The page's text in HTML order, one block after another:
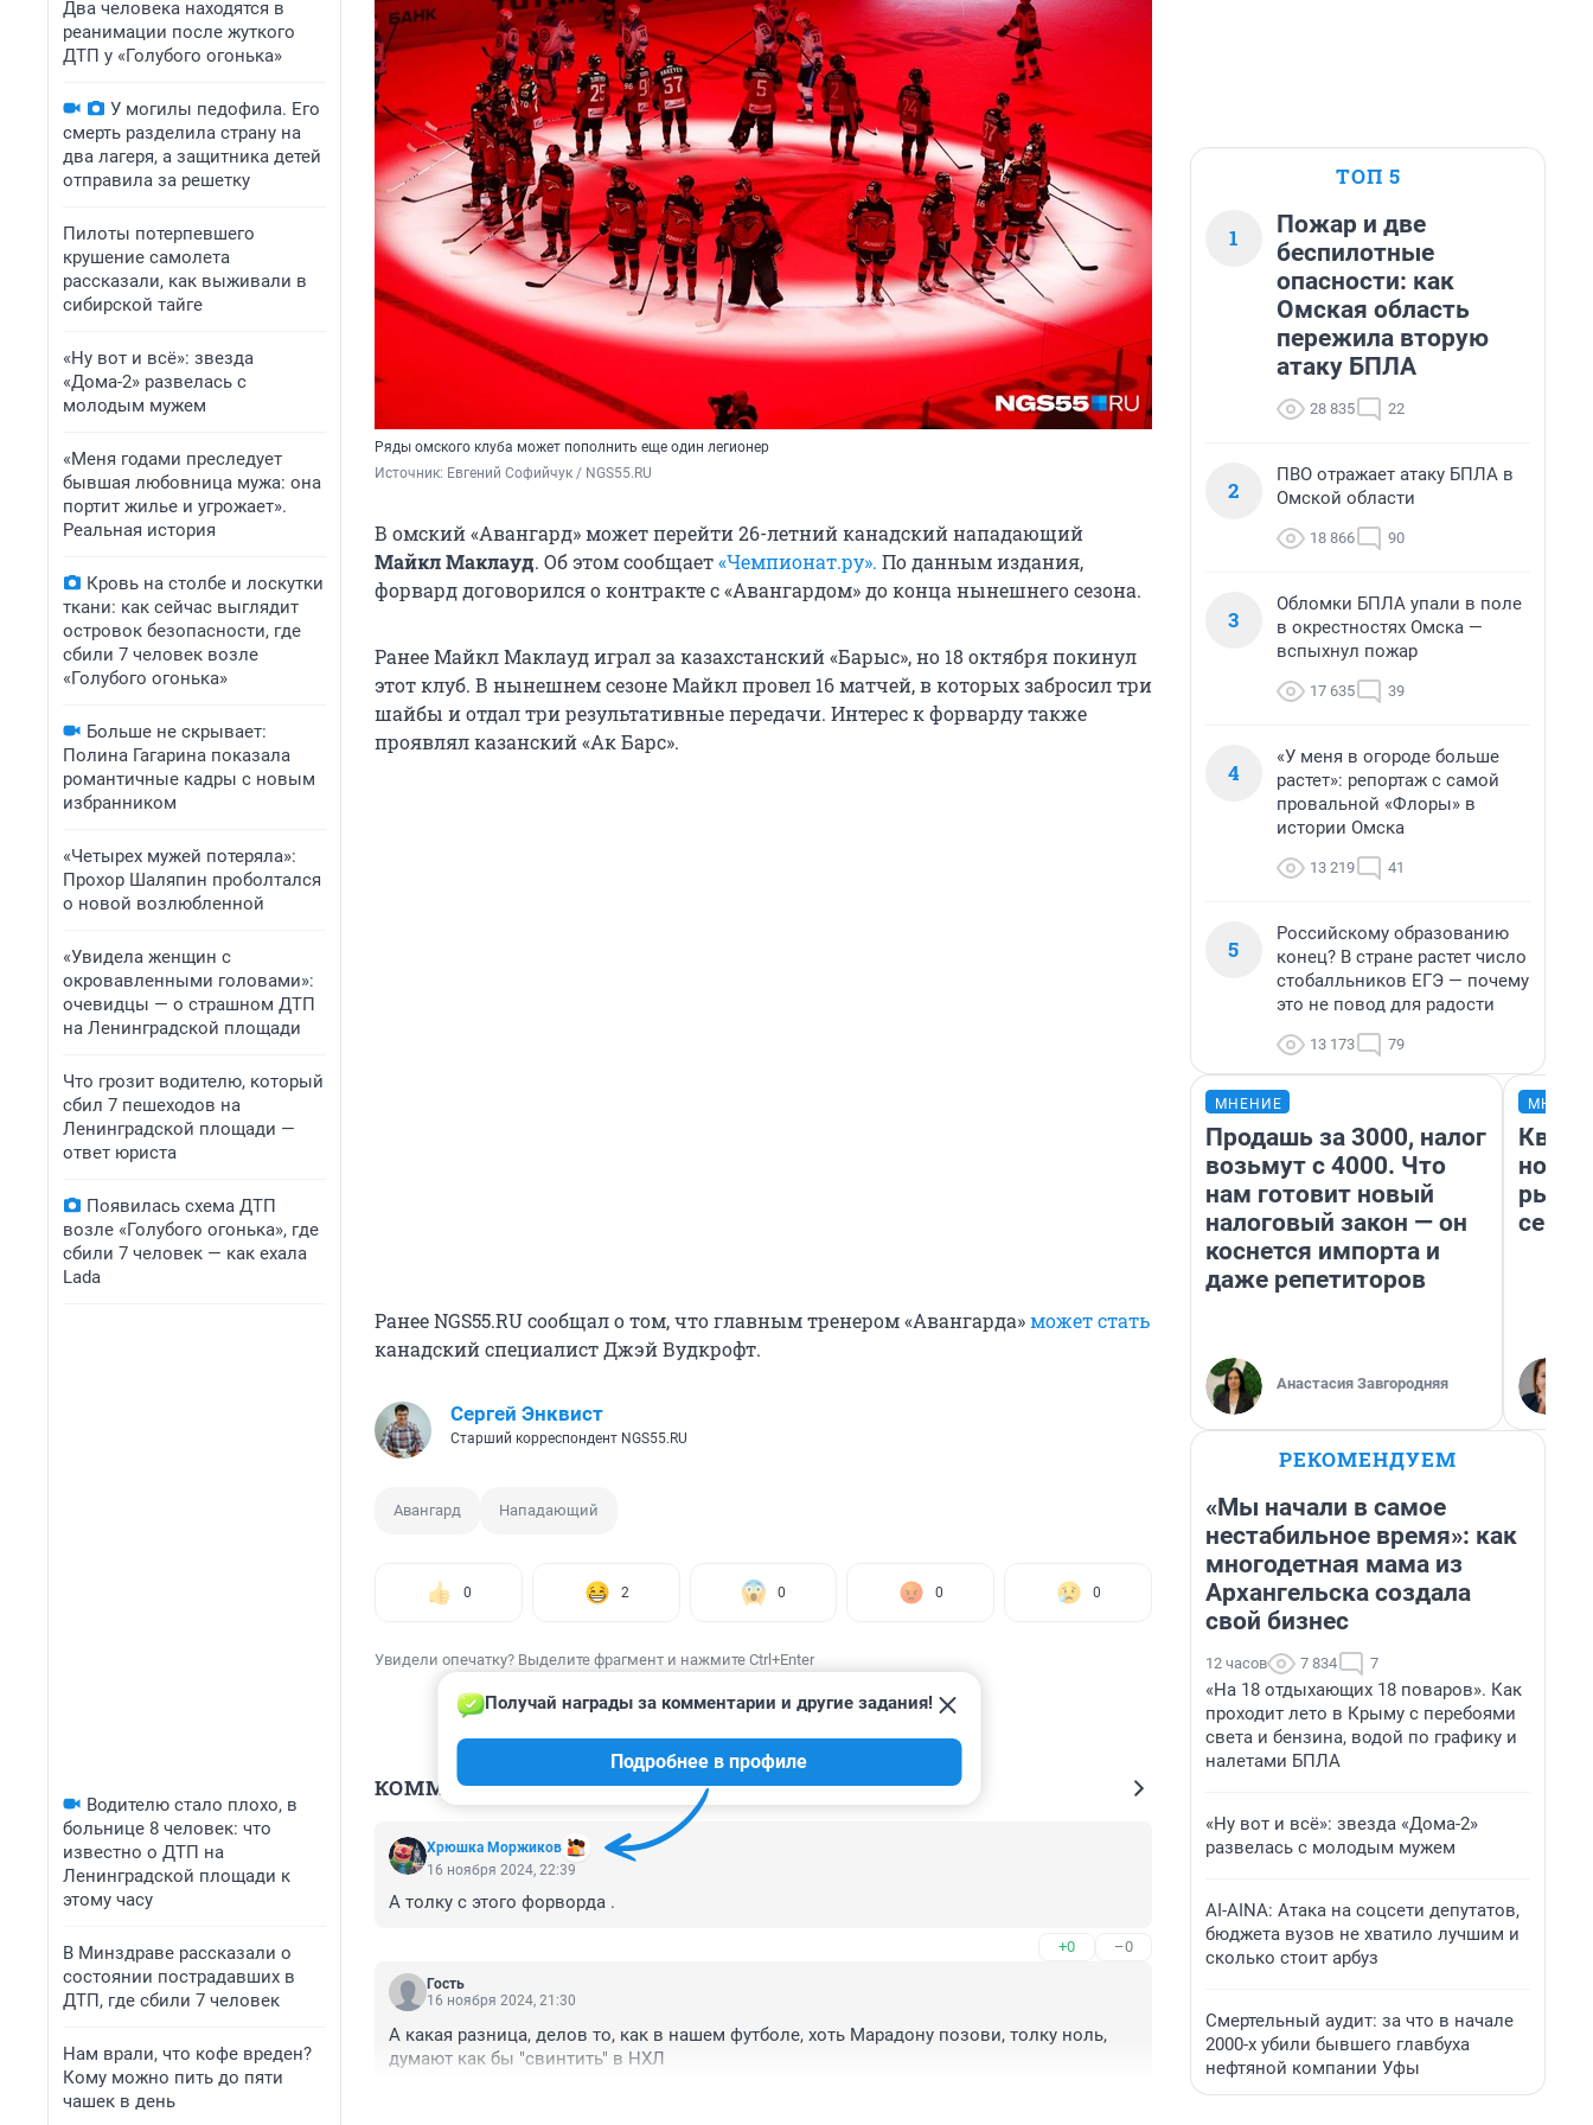
Два человека находятся в
реанимации после жуткого
ДТП у «Голубого огонька»
У могилы педофила. Его
смерть разделила страну на
два лагеря, а защитника детей
отправила за решетку
Пилоты потерпевшего
крушение самолета
рассказали, как выживали в
сибирской тайге
«Ну вот и всё»: звезда
«Дома-2» развелась с
молодым мужем
«Меня годами преследует
бывшая любовница мужа: она
портит жилье и угрожает».
Реальная история
Кровь на столбе и лоскутки
ткани: как сейчас выглядит
островок безопасности, где
сбили 7 человек возле
«Голубого огонька»
Больше не скрывает:
Полина Гагарина показала
романтичные кадры с новым
избранником
«Четырех мужей потеряла»:
Прохор Шаляпин проболтался
о новой возлюбленной
«Увидела женщин с
окровавленными головами»:
очевидцы — о страшном ДТП
на Ленинградской площади
Что грозит водителю, который
сбил 7 пешеходов на
Ленинградской площади —
ответ юриста
Появилась схема ДТП
возле «Голубого огонька», где
сбили 7 человек — как ехала
Lada
Водителю стало плохо, в
больнице 8 человек: что
известно о ДТП на
Ленинградской площади к
этому часу
В Минздраве рассказали о
состоянии пострадавших в
ДТП, где сбили 7 человек
Нам врали, что кофе вреден?
Кому можно пить до пяти
чашек в день
Ряды омского клуба может пополнить еще один легионер
Источник: Евгений Софийчук / NGS55.RU
В омский «Авангард» может перейти 26-летний канадский нападающий
Майкл Маклауд. Об этом сообщает«Чемпионат.ру». По данным издания,
форвард договорился о контракте с «Авангардом» до конца нынешнего сезона.
Ранее Майкл Маклауд играл за казахстанский «Барыс», но 18 октября покинул
этот клуб. В нынешнем сезоне Майкл провел 16 матчей, в которых забросил три
шайбы и отдал три результативные передачи. Интерес к форварду также
проявлял казанский «Ак Барс».
Ранее NGS55.RU сообщал о том, что главным тренером «Авангарда»может стать
канадский специалист Джэй Вудкрофт.
Сергей Энквист
Старший корреспондент NGS55.RU
Авангард Нападающий
0 2 0 0 0
Увидели опечатку? Выделите фрагмент и нажмите Ctrl+Enter
КОММЕНТАРИИ 11
Хрюшка Моржиков
Получай награды за комментарии и другие задания!
Подробнее в профиле
16 ноября 2024, 22:39
А толку с этого форворда .
+0 –0
Гость
16 ноября 2024, 21:30
А какая разница, делов то, как в нашем футболе, хоть Марадону позови, толку ноль,
думают как бы "свинтить" в НХЛ
ТОП 5
1
Пожар и две
беспилотные
опасности: как
Омская область
пережила вторую
атаку БПЛА
28 835 22
2
ПВО отражает атаку БПЛА в
Омской области
18 866 90
3
Обломки БПЛА упали в поле
в окрестностях Омска —
вспыхнул пожар
17 635 39
4
«У меня в огороде больше
растет»: репортаж с самой
провальной «Флоры» в
истории Омска
13 219 41
5
Российскому образованию
конец? В стране растет число
стобалльников ЕГЭ — почему
это не повод для радости
13 173 79
МНЕНИЕ
Продашь за 3000, налог
возьмут с 4000. Что
нам готовит новый
налоговый закон — он
коснется импорта и
даже репетиторов
Анастасия Завгородняя
но
РЕКОМЕНДУЕМ
«Мы начали в самое
нестабильное время»: как
многодетная мама из
Архангельска создала
свой бизнес
12 часов 7 834 7
«На 18 отдыхающих 18 поваров». Как
проходит лето в Крыму с перебоями
света и бензина, водой по графику и
налетами БПЛА
«Ну вот и всё»: звезда «Дома-2»
развелась с молодым мужем
AI-AINA: Атака на соцсети депутатов,
бюджета вузов не хватило лучшим и
сколько стоит арбуз
Смертельный аудит: за что в начале
2000-х убили бывшего главбуха
нефтяной компании Уфы